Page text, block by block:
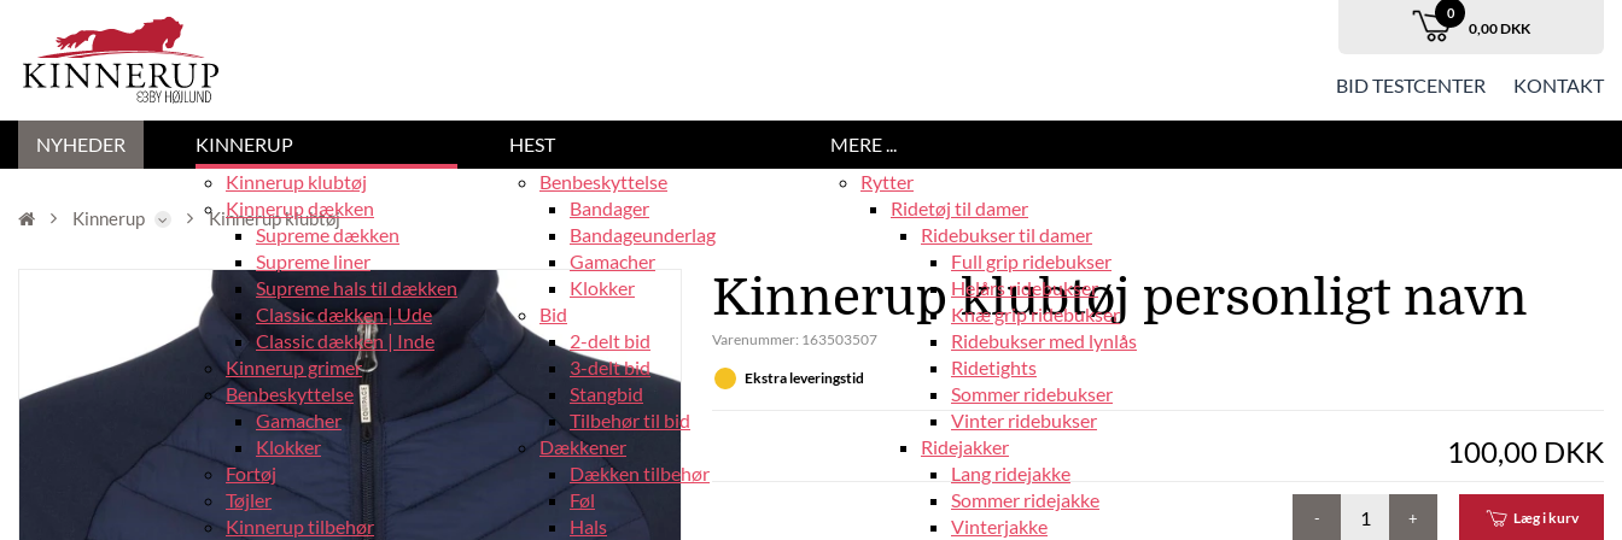
0
0,00 DKK
BID TESTCENTER KONTAKT
NYHEDER
KINNERUP
Kinnerup klubtøj
Kinnerup dækken
Supreme dækken
Supreme liner
Supreme hals til dækken
Classic dækken | Ude
Classic dækken | Inde
Kinnerup grimer
Benbeskyttelse
Gamacher
Klokker
Fortøj
Tøjler
Kinnerup tilbehør
HEST
Benbeskyttelse
Bandager
Bandageunderlag
Gamacher
Klokker
Bid
2-delt bid
3-delt bid
Stangbid
Tilbehør til bid
Dækkener
Dækken tilbehør
Føl
Hals
MERE ...
Rytter
Ridetøj til damer
Ridebukser til damer
Full grip ridebukser
Helårs ridebukser
Knæ grip ridebukser
Ridebukser med lynlås
Ridetights
Sommer ridebukser
Vinter ridebukser
Ridejakker
Lang ridejakke
Sommer ridejakke
Vinterjakke
Kinnerup Kinnerup klubtøj
Kinnerup klubtøj personligt navn
Varenummer: 163503507
Ekstra leveringstid
100,00 DKK
- + Læg i kurv